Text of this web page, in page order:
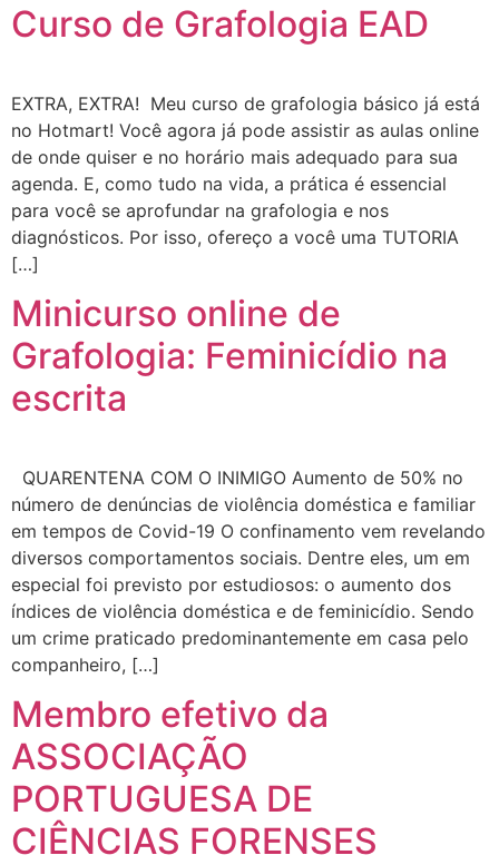
Curso de Grafologia EAD
EXTRA, EXTRA! Meu curso de grafologia básico já está
no Hotmart! Você agora já pode assistir as aulas online
de onde quiser e no horário mais adequado para sua
agenda. E, como tudo na vida, a prática é essencial
para você se aprofundar na grafologia e nos
diagnósticos. Por isso, ofereço a você uma TUTORIA
[…]
Minicurso online de
Grafologia: Feminicídio na
escrita
QUARENTENA COM O INIMIGO Aumento de 50% no
número de denúncias de violência doméstica e familiar
em tempos de Covid-19 O confinamento vem revelando
diversos comportamentos sociais. Dentre eles, um em
especial foi previsto por estudiosos: o aumento dos
índices de violência doméstica e de feminicídio. Sendo
um crime praticado predominantemente em casa pelo
companheiro, […]
Membro efetivo da
ASSOCIAÇÃO
PORTUGUESA DE
CIÊNCIAS FORENSES